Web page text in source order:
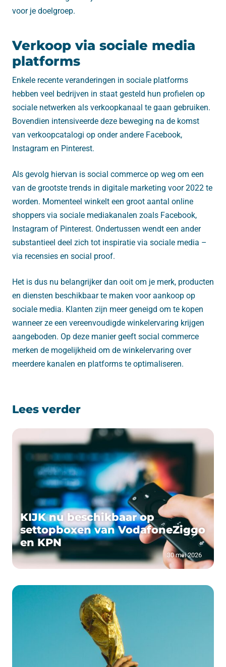
voor je doelgroep.
Verkoop via sociale media
platforms
Enkele recente veranderingen in sociale platforms
hebben veel bedrijven in staat gesteld hun profielen op
sociale netwerken als verkoopkanaal te gaan gebruiken.
Bovendien intensiveerde deze beweging na de komst
van verkoopcatalogi op onder andere Facebook,
Instagram en Pinterest.
Als gevolg hiervan is social commerce op weg om een ​​
van de grootste trends in digitale marketing voor 2022 te
worden. Momenteel winkelt een groot aantal online
shoppers via sociale mediakanalen zoals Facebook,
Instagram of Pinterest. Ondertussen wendt een ander
substantieel deel zich tot inspiratie via sociale media –
via recensies en social proof.
Het is dus nu belangrijker dan ooit om je merk, producten
en diensten beschikbaar te maken voor aankoop op
sociale media. Klanten zijn meer geneigd om te kopen
wanneer ze een vereenvoudigde winkelervaring krijgen
aangeboden. Op deze manier geeft social commerce
merken de mogelijkheid om de winkelervaring over
meerdere kanalen en platforms te optimaliseren.
Lees verder
KIJK nu beschikbaar op
settopboxen van VodafoneZiggo
en KPN
30 mei 2026